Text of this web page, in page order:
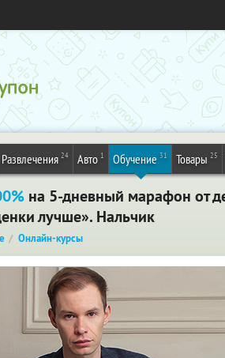
Развлечения 24 Авто 1 Обучение 31 Товары 25
на 5-дневный марафон от
лучше». Нальчик
Онлайн-курсы